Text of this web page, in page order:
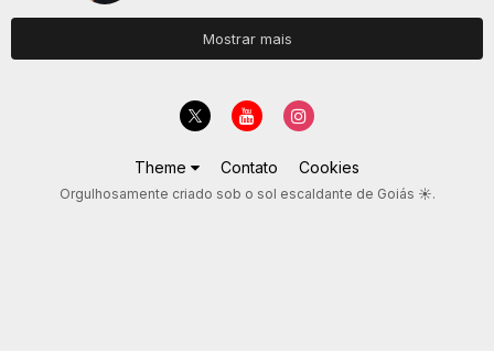
Mostrar mais
Theme Contato Cookies
Orgulhosamente criado sob o sol escaldante de Goiás ☀️.